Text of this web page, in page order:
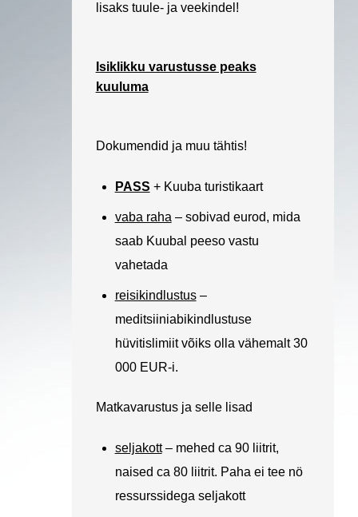
lisaks tuule- ja veekindel !
Isiklikku varustusse peaks
kuuluma
Dokumendid ja muu tähtis!
PASS + Kuuba turistikaart
vaba raha – sobivad eurod, mida
saab Kuubal peeso vastu
vahetada
reisikindlustus–
meditsiiniabikindlustuse
hüvitislimiit võiks olla vähemalt 30
000 EUR-i.
Matkavarustus ja selle lisad
seljakott– mehed ca 90 liitrit,
naised ca 80 liitrit. Paha ei tee nö
ressurssidega seljakott